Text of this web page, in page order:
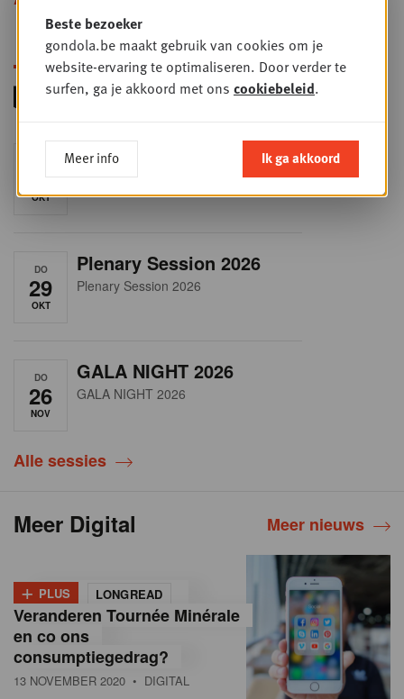
8
OKT
RET-TALK
CEO ONLY
DO
29
OKT
Plenary Session 2026
Plenary Session 2026
DO
26
NOV
GALA NIGHT 2026
GALA NIGHT 2026
Alle sessies
Meer Digital Meer nieuws
+ PLUS LONGREAD
Veranderen Tournée Minérale
en co ons
consumptiegedrag?
13 NOVEMBER 2020 • DIGITAL
Beste bezoeker
gondola.be maakt gebruik van cookies om je
website-ervaring te optimaliseren. Door verder te
surfen, ga je akkoord met ons cookiebeleid.
Meer info Ik ga akkoord